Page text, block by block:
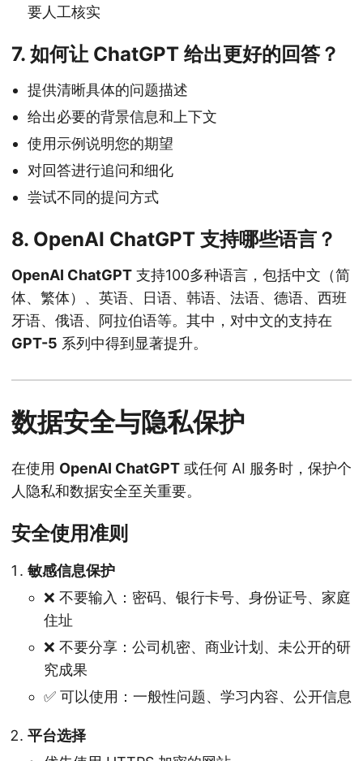
要人工核实
7. 如何让 ChatGPT 给出更好的回答？
提供清晰具体的问题描述
给出必要的背景信息和上下文
使用示例说明您的期望
对回答进行追问和细化
尝试不同的提问方式
8. OpenAI ChatGPT 支持哪些语言？
OpenAI ChatGPT 支持100多种语言，包括中文（简
体、繁体）、英语、日语、韩语、法语、德语、西班
牙语、俄语、阿拉伯语等。其中，对中文的支持在
GPT-5 系列中得到显著提升。
数据安全与隐私保护
在使用 OpenAI ChatGPT 或任何 AI 服务时，保护个
人隐私和数据安全至关重要。
安全使用准则
敏感信息保护
❌ 不要输入：密码、银行卡号、身份证号、家庭
住址
❌ 不要分享：公司机密、商业计划、未公开的研
究成果
✅ 可以使用：一般性问题、学习内容、公开信息
平台选择